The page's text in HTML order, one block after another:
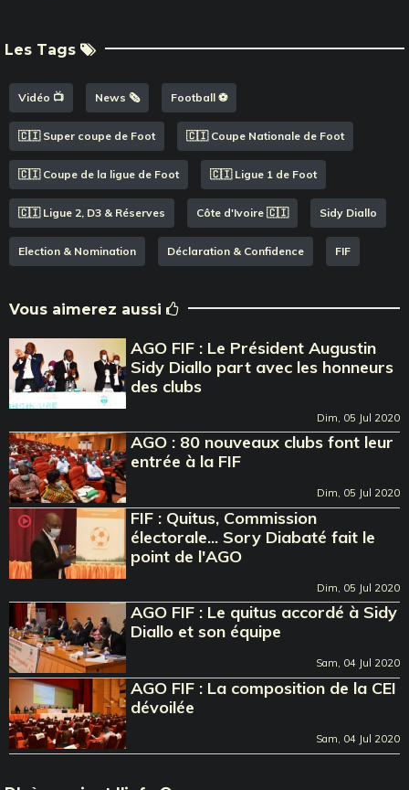
Les Tags
Vidéo 📺 News 🗞️ Football ⚽️
🇨🇮 Super coupe de Foot 🇨🇮 Coupe Nationale de Foot
🇨🇮 Coupe de la ligue de Foot 🇨🇮 Ligue 1 de Foot
🇨🇮 Ligue 2, D3 & Réserves Côte d'Ivoire 🇨🇮 Sidy Diallo
Election & Nomination Déclaration & Confidence FIF
Vous aimerez aussi
AGO FIF : Le Président Augustin
Sidy Diallo part avec les honneurs
des clubs
Dim, 05 Jul 2020
AGO : 80 nouveaux clubs font leur
entrée à la FIF
Dim, 05 Jul 2020
FIF : Quitus, Commission
électorale... Sory Diabaté fait le
point de l'AGO
Dim, 05 Jul 2020
AGO FIF : Le quitus accordé à Sidy
Diallo et son équipe
Sam, 04 Jul 2020
AGO FIF : La composition de la CEI
dévoilée
Sam, 04 Jul 2020